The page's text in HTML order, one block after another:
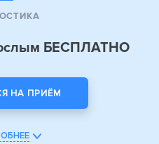
БЕСПЛАТНО
НА ПРИЁМ